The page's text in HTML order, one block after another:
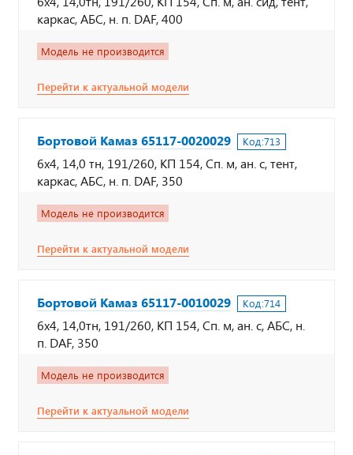
каркас, АБС, н. п. DAF, 400
Модель не производится
Перейти к актуальной модели
Бортовой Камаз 65117-0020029 Код:713
6х4, 14,0 тн, 191/260, КП 154, Сп. м, ан. с, тент,
каркас, АБС, н. п. DAF, 350
Модель не производится
Перейти к актуальной модели
Бортовой Камаз 65117-0010029 Код:714
6х4, 14,0тн, 191/260, КП 154, Сп. м, ан. с, АБС, н.
п. DAF, 350
Модель не производится
Перейти к актуальной модели